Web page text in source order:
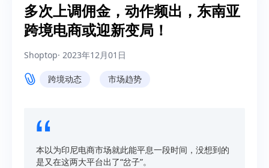
多次上调佣金，动作频出，东南亚
跨境电商或迎新变局！
Shoptop· 2023年12月01日
跨境动态 市场趋势
本以为印尼电商市场就此能平息一段时间，没想到的
是又在这两大平台出了“岔子”。